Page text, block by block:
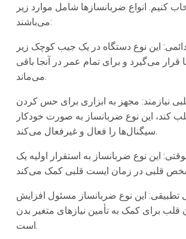
کنیم. انواع ضربانسازها شامل موارد زیر
می‌باشند:
این نوع دستگاه در یک جیب کوچک زیر
می‌گیرد و برای تمام عمر در آنجا باقی
می‌ماند.
نیازمند: مجهز به ابزاری برای حس کردن
کند، این نوع ضربانساز به صورت خودکار
سیگنال‌ها را فعال و غیرفعال می‌کند.
این نوع ضربانساز به استقرار اولیه یک
تطبیقی: این نوع ضربانساز مسئول افزایش
برای کمک به تأمین نیازهای متغیر بدن
است.